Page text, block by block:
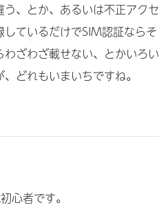
、とか、あるいは不正アクセ
しているだけでSIM認証ならそ
ざわざ載せない、とかいろい
どれもいまいちですね。
心者です。